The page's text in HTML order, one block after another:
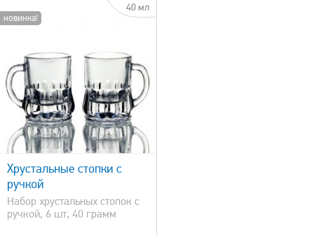
новинка!
40 мл
Хрустальные стопки с
ручкой
Набор хрустальных стопок с
ручкой, 6 шт, 40 грамм